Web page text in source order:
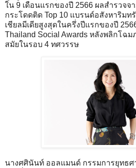
ใน 9 เดือนแรกของปี 2566 ผลสำรวจจ
กระโดดติด Top 10 แบรนด์อสังหาริมท
เชียลมีเดียสูงสุดในครึ่งปีแรกของปี
Thailand Social Awards หลังพลิกโฉ
สมัยในรอบ 4 ทศวรรษ
นางศศินันท์ ออลแมนด์ กรรมการยุทธศ